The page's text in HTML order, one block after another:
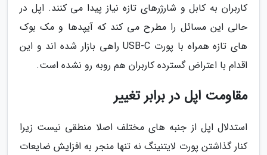
کاربران به کابل و شارژرهای تازه نیاز پیدا می کنند. اپل در
حالی این مسائل را مطرح می کند که آیپدها و مک بوک
های تازه همراه با پورت USB-C راهی بازار شده اند و این
اقدام با اعتراض گسترده کاربران هم روبه رو نشده است.
مقاومت اپل در برابر تغییر
استدلال اپل از جنبه های مختلف اصلا منطقی نیست زیرا
کنار گذاشتن پورت لایتنینگ نه تنها منجر به افزایش ضایعات